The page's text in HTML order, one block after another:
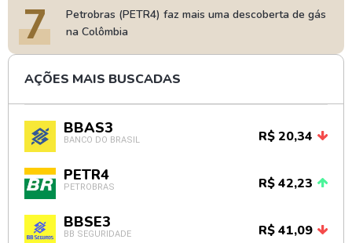
7
Petrobras (PETR4) faz mais uma descoberta de gás
na Colômbia
AÇÕES MAIS BUSCADAS
BBAS3
BANCO DO BRASIL R$ 20,34
PETR4
PETROBRAS R$ 42,23
BBSE3
BB SEGURIDADE R$ 41,09